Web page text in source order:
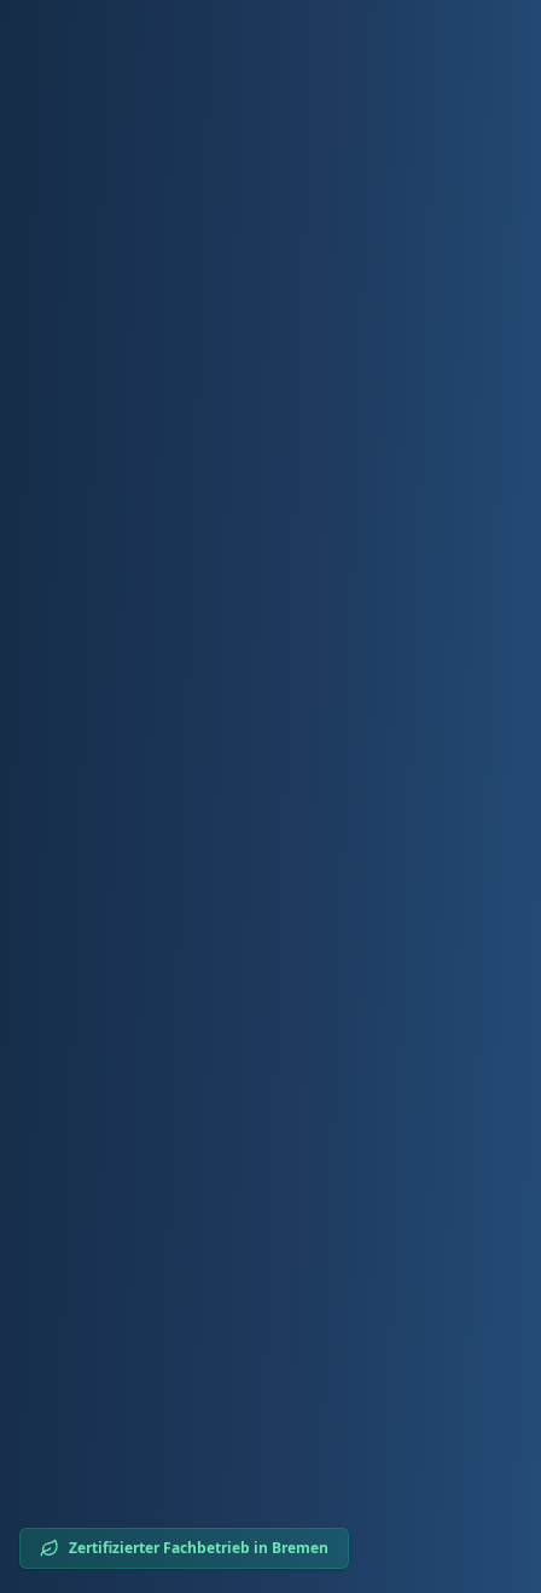
Zertifizierter Fachbetrieb in Bremen